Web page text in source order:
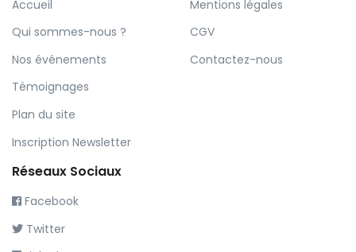
Accueil
Qui sommes-nous ?
Nos événements
Témoignages
Plan du site
Inscription Newsletter
Mentions légales
CGV
Contactez-nous
Réseaux Sociaux
Facebook
Twitter